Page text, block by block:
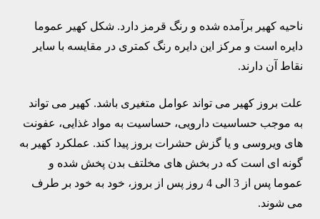
ناحیه کهیر برآمده شده و رنگ قرمز دارد. شکل کهیر عموما
دایره است و مرکز این دایره رنگ کمتری در مقایسه با سایر
نقاط آن دارند.
علت بروز کهیر می تواند عوامل متغیری باشد. کهیر می تواند
به موجب حساسیت دارویی، حساسیت به مواد غذایی، عفونت
های ویروسی و یا گزش حشرات بروز پیدا کند. عملکرد کهیر به
گونه ای است که در بخش های مخلتف بدن پخش شده و
عموما پس از 3 الی 4 روز پس از بروز، خود به خود بر طرف
می شوند.